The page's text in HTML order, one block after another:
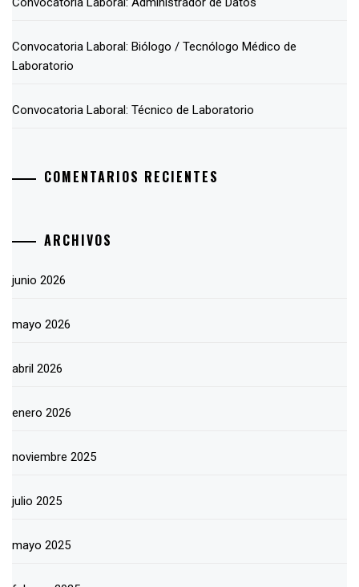
Convocatoria Laboral: Biólogo / Tecnólogo Médico de
Laboratorio
Convocatoria Laboral: Técnico de Laboratorio
COMENTARIOS RECIENTES
ARCHIVOS
junio 2026
mayo 2026
abril 2026
enero 2026
noviembre 2025
julio 2025
mayo 2025